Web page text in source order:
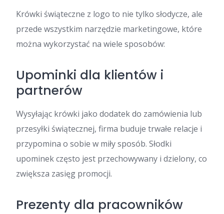
Krówki świąteczne z logo to nie tylko słodycze, ale
przede wszystkim narzędzie marketingowe, które
można wykorzystać na wiele sposobów:
Upominki dla klientów i
partnerów
Wysyłając krówki jako dodatek do zamówienia lub
przesyłki świątecznej, firma buduje trwałe relacje i
przypomina o sobie w miły sposób. Słodki
upominek często jest przechowywany i dzielony, co
zwiększa zasięg promocji.
Prezenty dla pracowników